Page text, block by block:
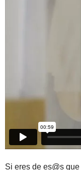
Si eres de es@s que